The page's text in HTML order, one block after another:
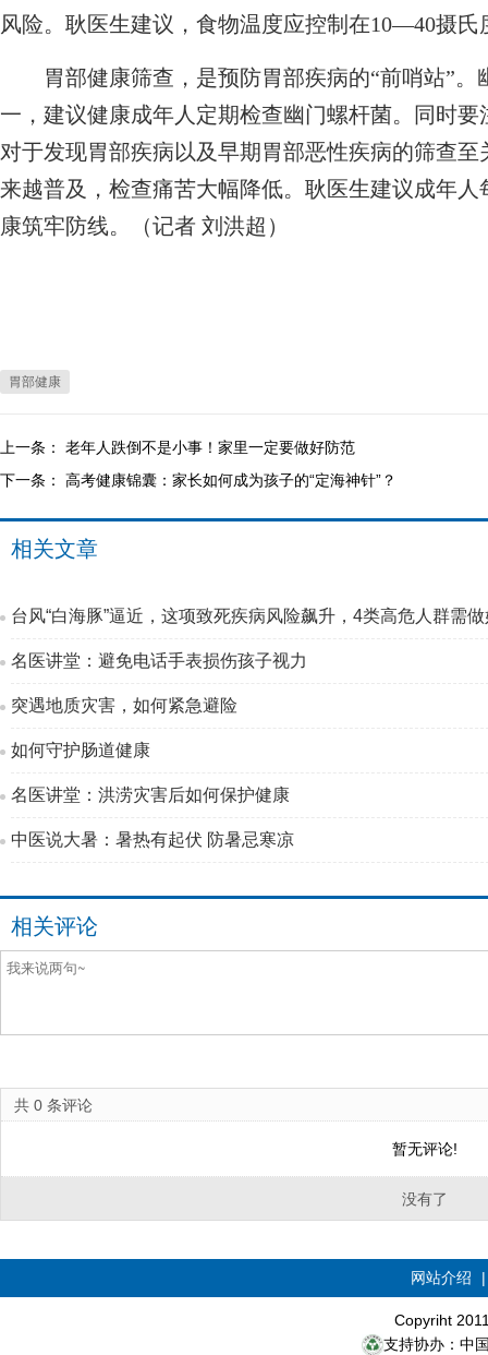
风险。耿医生建议，食物温度应控制在10—40摄氏
胃部健康筛查，是预防胃部疾病的“前哨站”。
一，建议健康成年人定期检查幽门螺杆菌。同时
对于发现胃部疾病以及早期胃部恶性疾病的筛查
来越普及，检查痛苦大幅降低。耿医生建议成年
康筑牢防线。（记者 刘洪超）
胃部健康
上一条： 老年人跌倒不是小事！家里一定要做好防范
下一条： 高考健康锦囊：家长如何成为孩子的“定海神针”？
相关文章
台风“白海豚”逼近，这项致死疾病风险飙升，4类高危人群需
名医讲堂：避免电话手表损伤孩子视力
突遇地质灾害，如何紧急避险
如何守护肠道健康
名医讲堂：洪涝灾害后如何保护健康
中医说大暑：暑热有起伏 防暑忌寒凉
相关评论
共 0 条评论
暂无评论!
没有了
网站介绍
Copyriht
支持协办：中